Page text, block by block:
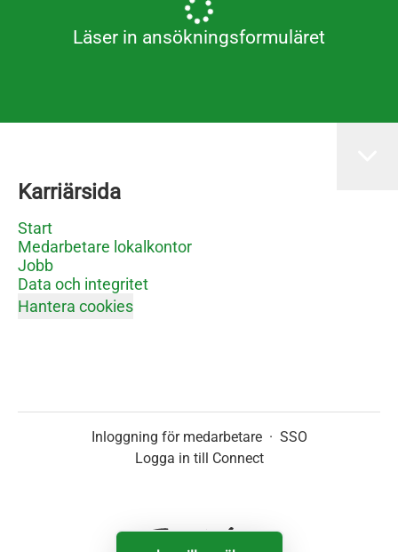
Läser in ansökningsformuläret
Karriärsida
Start
Medarbetare lokalkontor
Jobb
Data och integritet
Hantera cookies
Inloggning för medarbetare · SSO
Logga in till Connect